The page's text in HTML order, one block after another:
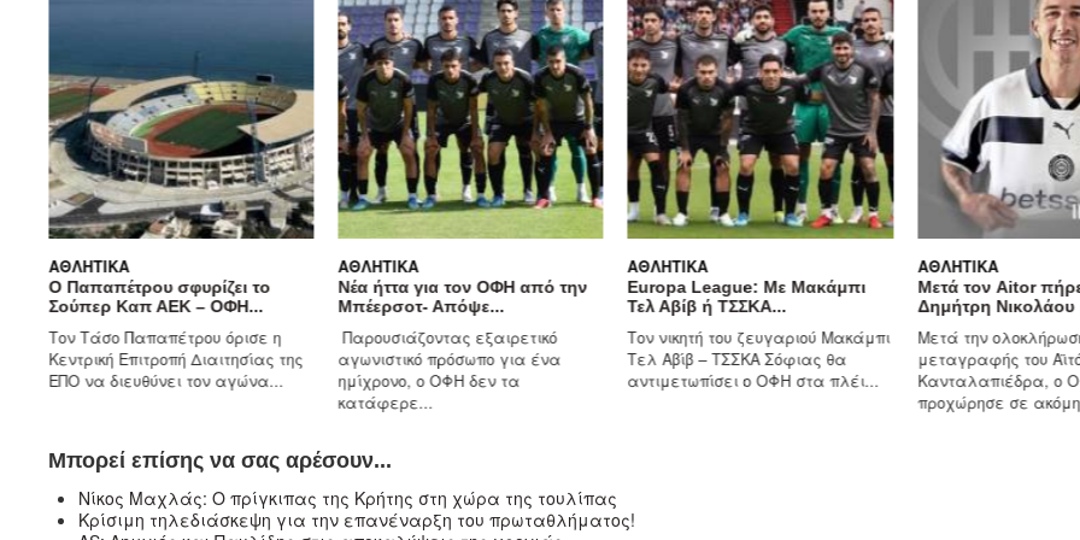
ΑΘΛΗΤΙΚΆ
Ο Παπαπέτρου σφυρίζει το
Σούπερ Καπ ΑΕΚ – ΟΦΗ...
Τον Τάσο Παπαπέτρου όρισε η
Κεντρική Επιτροπή Διαιτησίας της
ΕΠΟ να διευθύνει τον αγώνα...
ΑΘΛΗΤΙΚΆ
Νέα ήττα για τον ΟΦΗ από την
Μπέερσοτ- Απόψε...
Παρουσιάζοντας εξαιρετικό
αγωνιστικό πρόσωπο για ένα
ημίχρονο, ο ΟΦΗ δεν τα
κατάφερε...
ΑΘΛΗΤΙΚΆ
Europa League: Με Μακάμπι
Τελ Αβίβ ή ΤΣΣΚΑ...
Τον νικητή του ζευγαριού Μακάμπι
Τελ Αβίβ – ΤΣΣΚΑ Σόφιας θα
αντιμετωπίσει ο ΟΦΗ στα πλέι...
ΑΘΛΗΤΙΚΆ
Μετά τον Aitor πήρε
Δημήτρη Νικολάου
Μετά την
μεταγραφής του
Κανταλαπιέδρα, ο
προχώρησε σε ακόμη
Μπορεί επίσης να σας αρέσουν...
Νίκος Μαχλάς: Ο πρίγκιπας της Κρήτης στη χώρα της τουλίπας
Κρίσιμη τηλεδιάσκεψη για την επανέναρξη του πρωταθλήματος!